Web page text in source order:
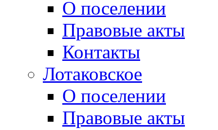
О поселении
Правовые акты
Контакты
Лотаковское
О поселении
Правовые акты